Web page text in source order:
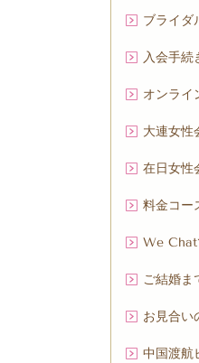
ブライダ
入会手続
オンライ
大連女性
在日女性
料金コー
We Chat
ご結婚ま
お見合い
中国渡航